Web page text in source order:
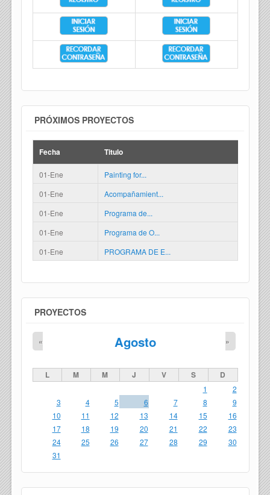
PRÓXIMOS PROYECTOS
Fecha Titulo
01-Ene
Painting for...
01-Ene
Acompañamient...
01-Ene
Programa de...
01-Ene
Programa de O...
01-Ene
PROGRAMA DE E...
PROYECTOS
Agosto
« »
L M M J V S D
1
2
3
4 5 6 7 8
9
10
11 12 13 14 15
16
17
18 19 20 21 22
23
24
25 26 27 28 29
30
31